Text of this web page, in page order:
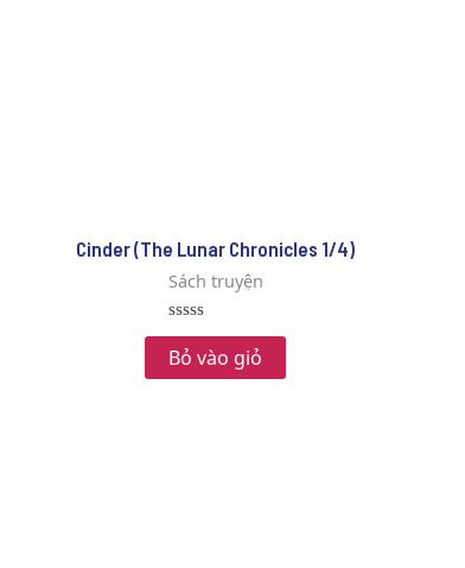
Cinder (The Lunar Chronicles 1/4)
Sách truyện
Rated
0
out
of
Bỏ vào giỏ